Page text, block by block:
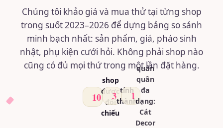
Chúng tôi khảo giá và mua thử tại từng shop
trong suốt 2023–2026 để dựng bảng so sánh
minh bạch nhất: sản phẩm, giá, pháo sinh
nhật, phụ kiện cưới hỏi. Không phải shop nào
cũng có đủ mọi thứ trong một lần đặt hàng.
10
shop
được
đối
chiếu
3 tỉnh
thành
1
quán
quân
đa
dạng:
Cát
Decor